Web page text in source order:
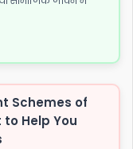
Schemes of
Help You